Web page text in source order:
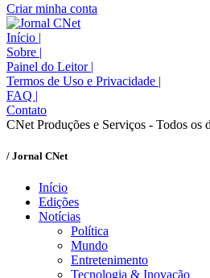
Criar minha conta
Início |
Sobre |
Painel do Leitor |
Termos de Uso e Privacidade |
FAQ |
Contato
CNet Produções e Serviços - Todos os
/ Jornal CNet
Início
Edições
Notícias
Política
Mundo
Entretenimento
Tecnologia & Inovação